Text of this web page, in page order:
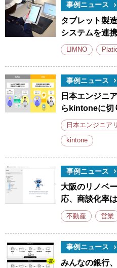
事例ニュース
タブレット製
システムを連
LIMNO
事例ニュース
日本エンジニ
らkintoneに切
日本エンジニア
kintone
事例ニュース
大阪のリノベ
応、商談化率
不動産 営業
事例ニュース
みんなの銀行